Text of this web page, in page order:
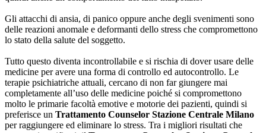
Gli attacchi di ansia, di panico oppure anche degli svenimenti sono
delle reazioni anomale e deformanti dello stress che compromettono
lo stato della salute del soggetto.
Tutto questo diventa incontrollabile e si rischia di dover usare delle
medicine per avere una forma di controllo ed autocontrollo. Le
terapie psichiatriche attuali, cercano di non far giungere mai
completamente all’uso delle medicine poiché si compromettono
molto le primarie facoltà emotive e motorie dei pazienti, quindi si
preferisce un Trattamento Counselor Stazione Centrale Milano
per raggiungere ed eliminare lo stress. Tra i migliori risultati che